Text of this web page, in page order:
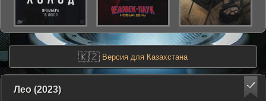
🇰🇿 Версия для Казахстана
Лео (2023)